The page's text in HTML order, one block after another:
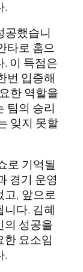
.
공했습니
타로 홈으
이 득점은
번 입증해
한 역할을
팀의 승리
잊지 못할
로 기억될
경기 운영
고, 앞으로
니다. 김혜
의 성공을
한 요소임
.